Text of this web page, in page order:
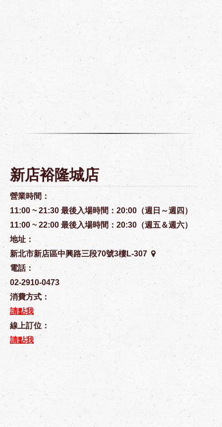
新店裕隆城店
營業時間：
11:00 ~ 21:30 最後入場時間：20:00（週日～週四）
11:00 ~ 22:00 最後入場時間：20:30（週五＆週六）
地址：
新北市新店區中興路三段70號3樓L-307
電話：
02-2910-0473
消費方式：
請點我
線上訂位：
請點我